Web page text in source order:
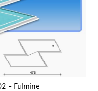
- Fulmine